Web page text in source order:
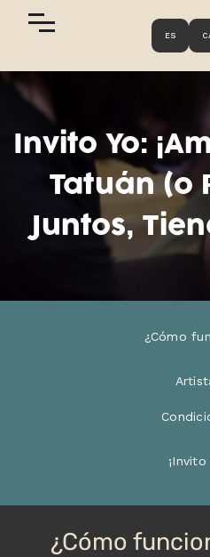
ES
Invito Yo:
Tatuán (o
Juntos,
¿Cómo
¡Invito
¿Cómo